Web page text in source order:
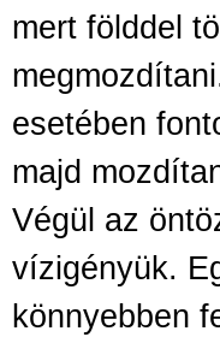
mert földdel
esetében
majd
Végül az
vízigényük.
könnyebben